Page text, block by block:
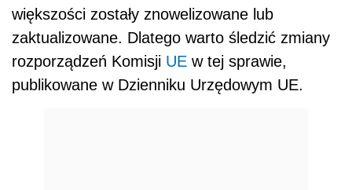
większości zostały znowelizowane lub
zaktualizowane. Dlatego warto śledzić zmiany
rozporządzeń Komisji UE w tej sprawie,
publikowane w Dzienniku Urzędowym UE.